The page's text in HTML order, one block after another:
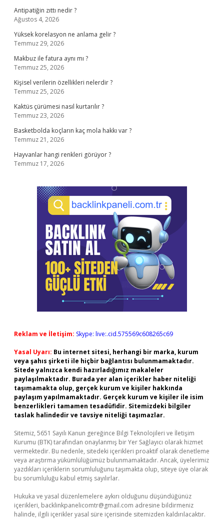
Antipatiğin zıttı nedir ?
Ağustos 4, 2026
Yüksek korelasyon ne anlama gelir ?
Temmuz 29, 2026
Makbuz ile fatura aynı mı ?
Temmuz 25, 2026
Kişisel verilerin özellikleri nelerdir ?
Temmuz 25, 2026
Kaktüs çürümesi nasıl kurtarılır ?
Temmuz 23, 2026
Basketbolda koçların kaç mola hakkı var ?
Temmuz 21, 2026
Hayvanlar hangi renkleri görüyor ?
Temmuz 17, 2026
Reklam ve İletişim: Skype: live:.cid.575569c608265c69
Yasal Uyarı: Bu internet sitesi, herhangi bir marka, kurum
veya şahıs şirketi ile hiçbir bağlantısı bulunmamaktadır.
Sitede yalnızca kendi hazırladığımız makaleler
paylaşılmaktadır. Burada yer alan içerikler haber niteliği
taşımamakta olup, gerçek kurum ve kişiler hakkında
paylaşım yapılmamaktadır. Gerçek kurum ve kişiler ile isim
benzerlikleri tamamen tesadüfidir. Sitemizdeki bilgiler
taslak halindedir ve tavsiye niteliği taşımazlar.
Sitemiz, 5651 Sayılı Kanun gereğince Bilgi Teknolojileri ve İletişim
Kurumu (BTK) tarafından onaylanmış bir Yer Sağlayıcı olarak hizmet
vermektedir. Bu nedenle, sitedeki içerikleri proaktif olarak denetleme
veya araştırma yükümlülüğümüz bulunmamaktadır. Ancak, üyelerimiz
yazdıkları içeriklerin sorumluluğunu taşımakta olup, siteye üye olarak
bu sorumluluğu kabul etmiş sayılırlar.
Hukuka ve yasal düzenlemelere aykırı olduğunu düşündüğünüz
içerikleri, backlinkpanelicomtr@gmail.com adresine bildirmeniz
halinde, ilgili içerikler yasal süre içerisinde sitemizden kaldırılacaktır.